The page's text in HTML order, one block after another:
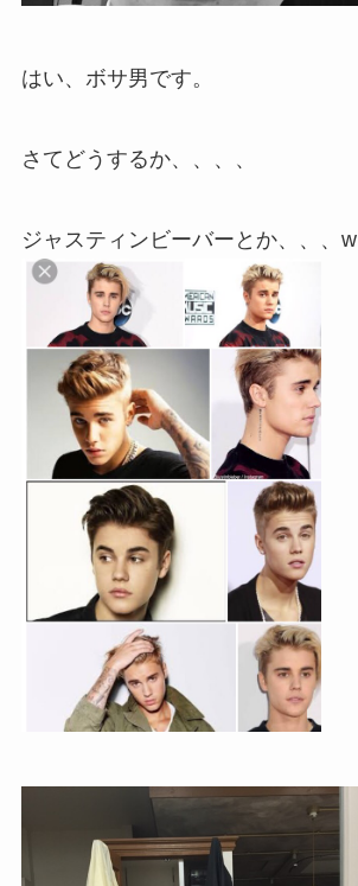
はい、ボサ男です。
さてどうするか、、、、
ジャスティンビーバーとか、、、w